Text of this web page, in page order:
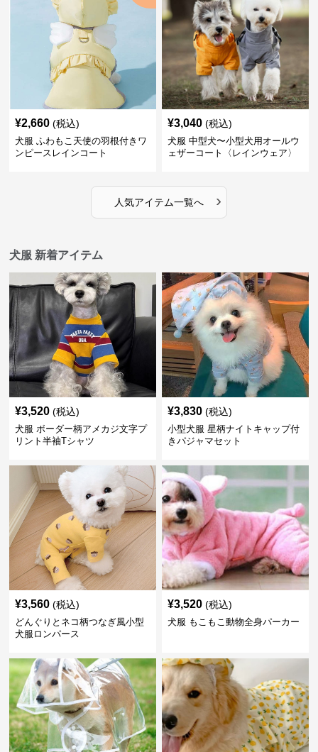
¥2,660 (税込)
犬服 ふわもこ天使の羽根付きワ
ンピースレインコート
¥3,040 (税込)
犬服 中型犬〜小型犬用オールウ
ェザーコート〈レインウェア〉
人気アイテム一覧へ ›
犬服 新着アイテム
¥3,520 (税込)
犬服 ボーダー柄アメカジ文字プ
リント半袖Tシャツ
¥3,830 (税込)
小型犬服 星柄ナイトキャップ付
きパジャマセット
¥3,560 (税込)
どんぐりとネコ柄つなぎ風小型
犬服ロンパース
¥3,520 (税込)
犬服 もこもこ動物全身パーカー